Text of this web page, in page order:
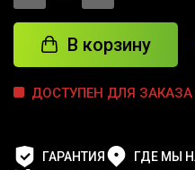
В корзину
ДОСТУПЕН ДЛЯ ЗАКАЗА
ГАРАНТИЯ
ГДЕ МЫ